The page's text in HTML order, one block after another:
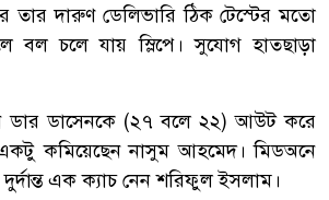
তার দারুণ ডেলিভারি ঠিক টেস্টের মতো
বল চলে যায় স্লিপে। সুযোগ হাতছাড়া
ডার ডাসেনকে (২৭ বলে ২২) আউট করে
কমিয়েছেন নাসুম আহমেদ। মিডঅনে
এক ক্যাচ নেন শরিফুল ইসলাম।